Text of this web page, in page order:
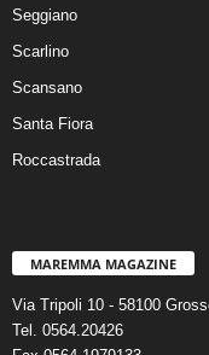
Seggiano
Scarlino
Scansano
Santa Fiora
Roccastrada
MAREMMA MAGAZINE
Via Tripoli 10 - 58100
Tel. 0564.20426